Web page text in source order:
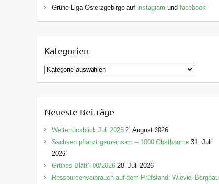
Grüne Liga Osterzgebirge auf instagram und facebook
Kategorien
K
a
g
o
r
e
n
Neueste Beiträge
Wetterrückblick Juli 2026 2. August 2026
Sachsen pflanzt gemeinsam – 1000 Obstbäume 31. Juli
2026
Grünes Blätt’l 08/2026 28. Juli 2026
Ressourcenverbrauch auf dem Prüfstand: Wieviel Bergbau